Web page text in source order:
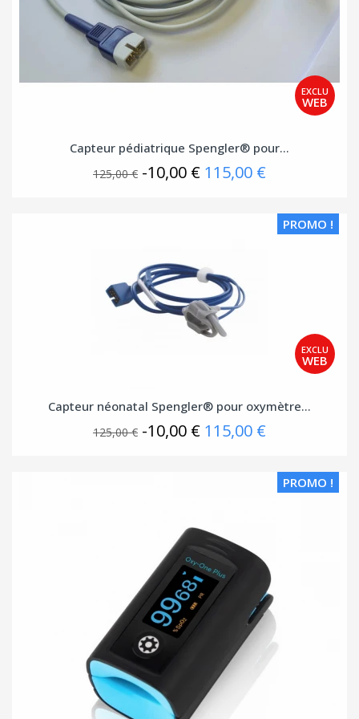
Capteur pédiatrique Spengler® pour...
125,00 € -10,00 € 115,00 €
PROMO !
Capteur néonatal Spengler® pour oxymètre...
125,00 € -10,00 € 115,00 €
PROMO !